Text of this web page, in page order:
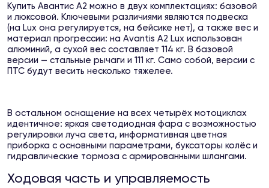
Купить Авантис А2 можно в двух комплектациях: базовой
и люксовой. Ключевыми различиями являются подвеска
(на Lux она регулируется, на бейсике нет), а также вес и
материал прогрессии: на Avantis A2 Lux использован
алюминий, а сухой вес составляет 114 кг. В базовой
версии — стальные рычаги и 111 кг. Само собой, версии с
ПТС будут весить несколько тяжелее.
В остальном оснащение на всех четырёх мотоциклах
идентичное: яркая светодиодная фара с возможностью
регулировки луча света, информативная цветная
приборка с основными параметрами, буксаторы колёс и
гидравлические тормоза с армированными шлангами.
Ходовая часть и управляемость